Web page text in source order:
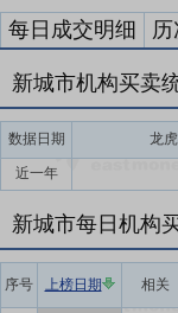
每日成交明细
新城市机构买卖
数据日期 龙
近一年
新城市每日机构
序号 上榜日期 相关